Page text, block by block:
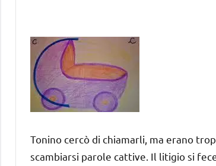
Tonino cercò di chiamarli, ma erano
scambiarsi parole cattive. Il litigio si